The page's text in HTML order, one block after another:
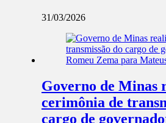
31/03/2026
Governo de Minas
cerimônia de
cargo de